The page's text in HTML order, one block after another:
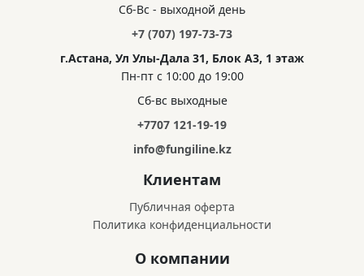
Сб-Вс - выходной день
+7 (707) 197-73-73
г.Астана, Ул Улы-Дала 31, Блок А3, 1 этаж
Пн-пт с 10:00 до 19:00
Сб-вс выходные
+7707 121-19-19
info@fungiline.kz
Клиентам
Публичная оферта
Политика конфиденциальности
О компании